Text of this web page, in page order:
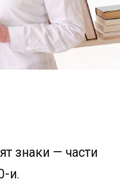
знаки — части
и.